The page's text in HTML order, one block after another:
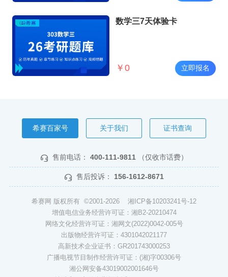
数学三7天体验卡
￥ 0 立即报名
希赛百家号 关于我们 证书查询
售前电话： 400-111-9811 （仅收市话费）
售后投诉： 156-1612-8671
希赛网 版权所有 ©2001-2026 湘ICP备10203241号-12
增值电信业务经营许可证：湘B2-20210474
网络文化经营许可证：湘网文(2022)0042-005号
出版物经营许可证：4301042021177
高新技术企业证书：GR201743000253
广播电视节目制作经营许可证：(湘)字00306号
湘公网安备43019002001646号